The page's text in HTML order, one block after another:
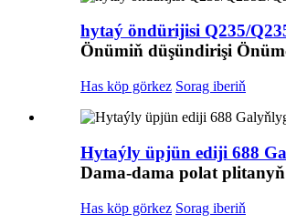
hytaý öndürijisi Q235/
Önümiň düşündirişi
Has köp görkez Sorag iberiň
Hytaýly üpjün ediji 688
Dama-dama polat
Has köp görkez Sorag iberiň